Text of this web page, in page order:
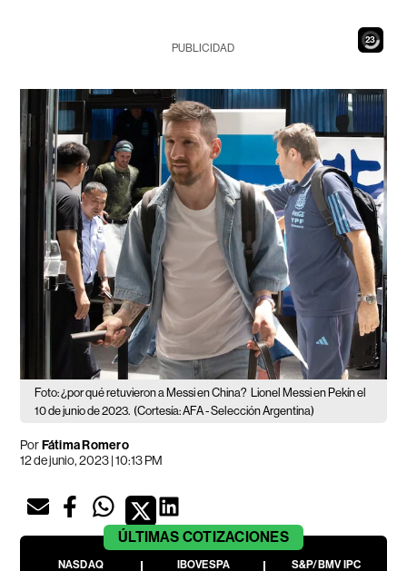
21
PUBLICIDAD
Foto: ¿por qué retuvieron a Messi en China?
Lionel Messi en Pekín el
10 de junio de 2023. (Cortesía: AFA - Selección Argentina)
PorFátima Romero
12 de junio, 2023 | 10:13 PM
ÚLTIMAS COTIZACIONES
NASDAQ
IBOVESPA
S&P/BMV IPC